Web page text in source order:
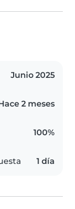
Junio 2025
2 meses
100%
1 día